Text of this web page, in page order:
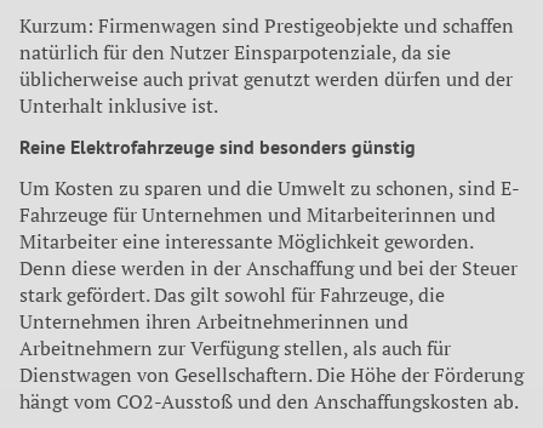
Kurzum: Firmenwagen sind Prestigeobjekte und schaffen
natürlich für den Nutzer Einsparpotenziale, da sie
üblicherweise auch privat genutzt werden dürfen und der
Unterhalt inklusive ist.
Reine Elektrofahrzeuge sind besonders günstig
Um Kosten zu sparen und die Umwelt zu schonen, sind E-
Fahrzeuge für Unternehmen und Mitarbeiterinnen und
Mitarbeiter eine interessante Möglichkeit geworden.
Denn diese werden in der Anschaffung und bei der Steuer
stark gefördert. Das gilt sowohl für Fahrzeuge, die
Unternehmen ihren Arbeitnehmerinnen und
Arbeitnehmern zur Verfügung stellen, als auch für
Dienstwagen von Gesellschaftern. Die Höhe der Förderung
hängt vom CO2-Ausstoß und den Anschaffungskosten ab.